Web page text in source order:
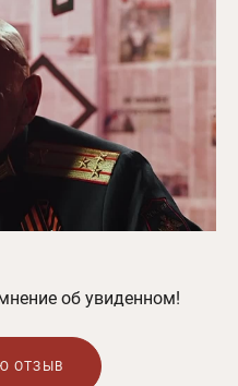
об увиденном!
ОТЗЫВ